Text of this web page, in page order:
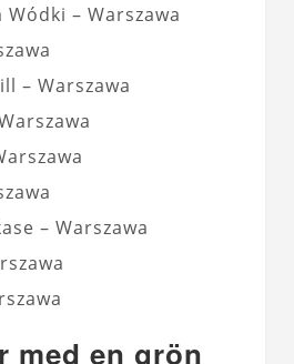
– Warszawa
– Warszawa
– Warszawa
med en grön